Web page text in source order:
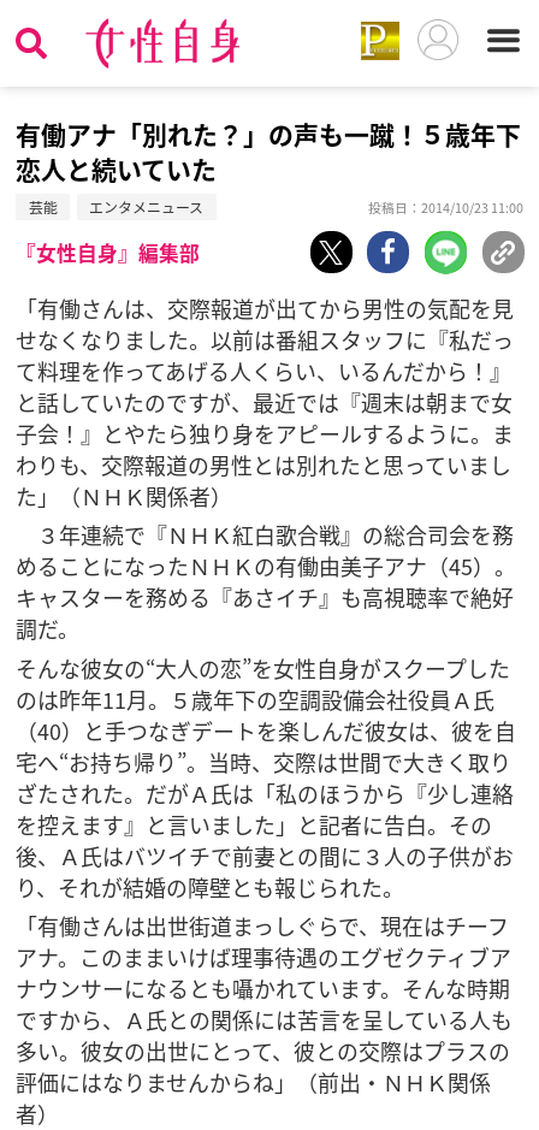
有働アナ「別れた？」の声も一蹴！５歳年下
恋人と続いていた
芸能 エンタメニュース 投稿日：2014/10/23 11:00
『女性自身』編集部
「有働さんは、交際報道が出てから男性の気配を見
せなくなりました。以前は番組スタッフに『私だっ
て料理を作ってあげる人くらい、いるんだから！』
と話していたのですが、最近では『週末は朝まで女
子会！』とやたら独り身をアピールするように。ま
わりも、交際報道の男性とは別れたと思っていまし
た」（ＮＨＫ関係者）
３年連続で『ＮＨＫ紅白歌合戦』の総合司会を務
めることになったＮＨＫの有働由美子アナ（45）。
キャスターを務める『あさイチ』も高視聴率で絶好
調だ。
そんな彼女の“大人の恋”を女性自身がスクープした
のは昨年11月。５歳年下の空調設備会社役員Ａ氏
（40）と手つなぎデートを楽しんだ彼女は、彼を自
宅へ“お持ち帰り”。当時、交際は世間で大きく取り
ざたされた。だがＡ氏は「私のほうから『少し連絡
を控えます』と言いました」と記者に告白。その
後、Ａ氏はバツイチで前妻との間に３人の子供がお
り、それが結婚の障壁とも報じられた。
「有働さんは出世街道まっしぐらで、現在はチーフ
アナ。このままいけば理事待遇のエグゼクティブア
ナウンサーになるとも囁かれています。そんな時期
ですから、Ａ氏との関係には苦言を呈している人も
多い。彼女の出世にとって、彼との交際はプラスの
評価にはなりませんからね」（前出・ＮＨＫ関係
者）